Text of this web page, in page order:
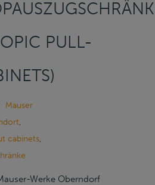
PULL-
Mauser
,
cabinets,
Werke Oberndorf